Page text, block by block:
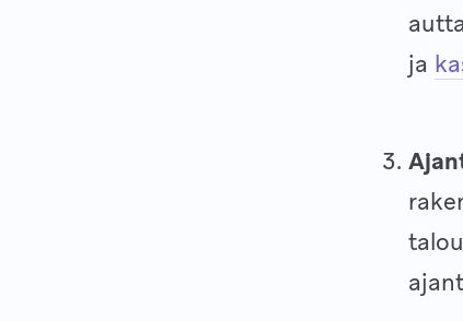
ja